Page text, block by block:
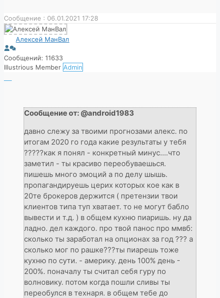
Сообщение : 06.01.2021 17:28
Алексей МанВал
Сообщений: 11633
Illustrious Member Admin
Сообщение от: @android1983
давно слежу за твоими прогнозами алекс. по
итогам 2020 го года какие результаты у тебя
?????как я понял - конкретный минус....что
заметил - ты красиво переобуваешься.
пишешь много эмоций а по делу шышь.
пропагандируешь церих которых кое как в
20те брокеров держится ( претензии твои
клиентов типа туп хватает. то не могут бабло
вывести и т.д. ) в общем кухню пиаришь. ну да
ладно. дел каждого. про твой панос про ммвб:
сколько ты заработал на опционах за год ??? а
сколько мог по рашке???ты пиарешь тоже
кухню по сути. - америку. день 100% день -
200%. поначалу ты считал себя гуру по
волновику. потом когда пошли сливы ты
переобулся в технаря. в общем тебе до